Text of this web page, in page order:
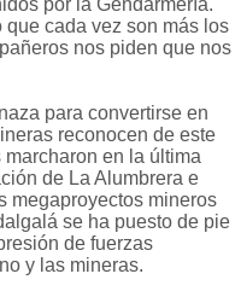
por la Gendarmería.
cada vez son más los
nos piden que nos
para convertirse en
reconocen de este
en la última
de La Alumbrera e
megaproyectos mineros
se ha puesto de pie
de fuerzas
y las mineras.